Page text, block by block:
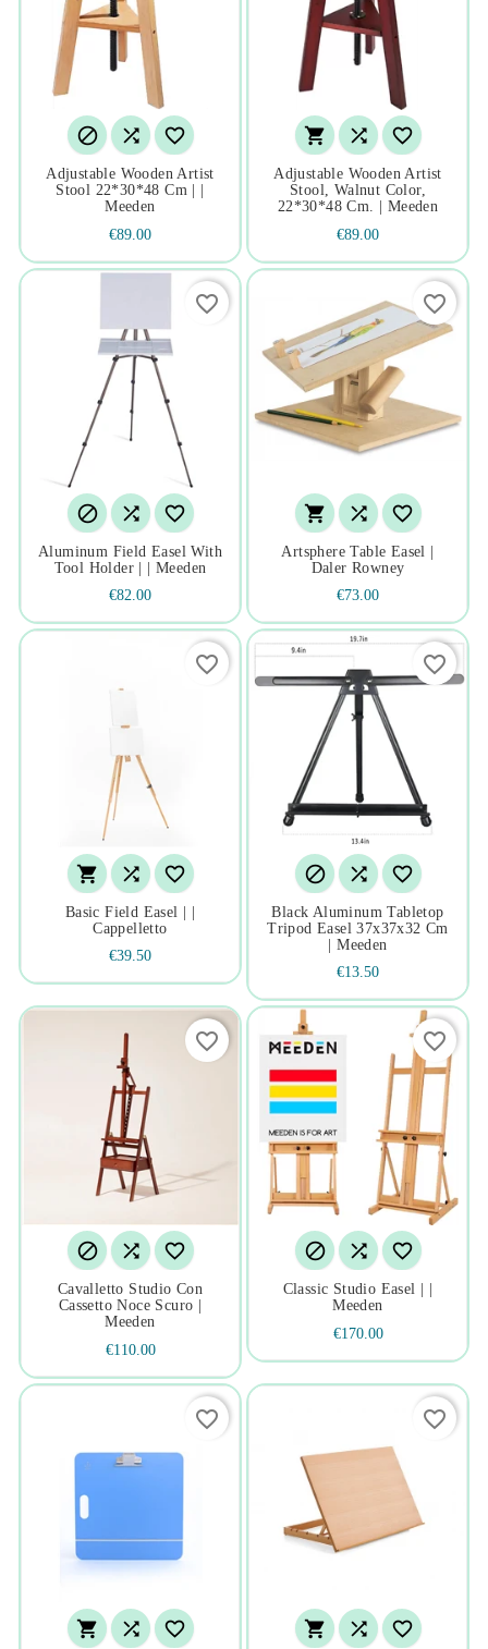
  
Adjustable Wooden Artist
Stool 22*30*48 Cm | |
Meeden
€89.00
  
Adjustable Wooden Artist
Stool, Walnut Color,
22*30*48 Cm. | Meeden
€89.00
  
Aluminum Field Easel With
Tool Holder | | Meeden
€82.00
favorite_border
  
Artsphere Table Easel |
Daler Rowney
€73.00
favorite_border
  
Basic Field Easel | |
Cappelletto
€39.50
favorite_border
  
Black Aluminum Tabletop
Tripod Easel 37x37x32 Cm
| Meeden
€13.50
favorite_border
  
Cavalletto Studio Con
Cassetto Noce Scuro |
Meeden
€110.00
favorite_border
  
Classic Studio Easel | |
Meeden
€170.00
favorite_border
  
favorite_border
  
favorite_border